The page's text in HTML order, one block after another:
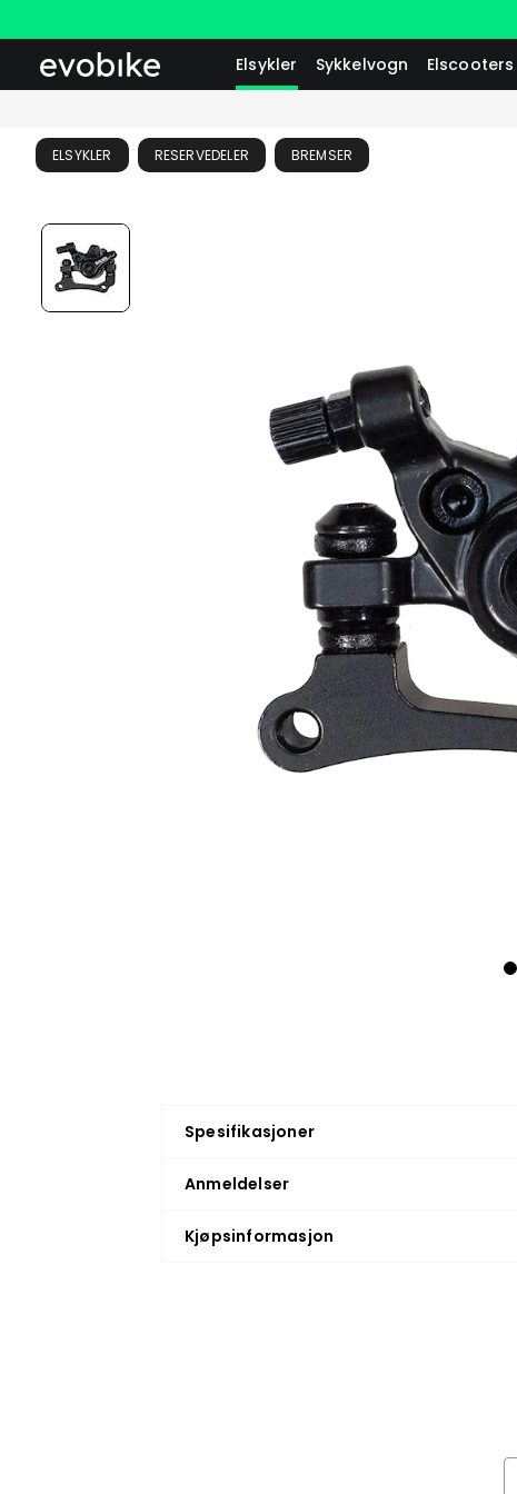
Elsykler Sykkelvogn Elscooters
ELSYKLER RESERVEDELER BREMSER
Spesifikasjoner
Anmeldelser
Kjøpsinformasjon